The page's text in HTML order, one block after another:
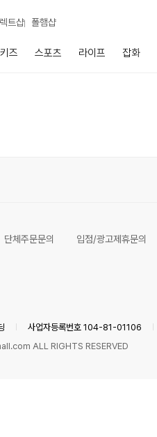
트샵 폴햄샵
키즈 스포츠 라이프 잡화
단체주문문의 입점/광고제휴문의
사업자등록번호 104-81-01106
ALL RIGHTS RESERVED